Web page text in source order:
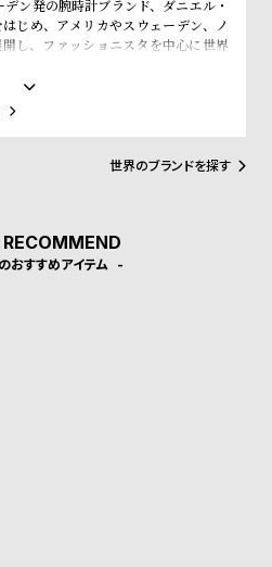
ン発の腕時計ブランド、ダニエル・
じめ、アメリカやスウェーデン、ノ
し、ファッショニスタを中心に世界
る豊富なカラーのレザーやNATO タ
イルを築き、ファッションウォッチ
ウェーデンにおけるシンプルでタイ
の伝統的で紳士的なスタイルの融合
リズムが時代を超えて愛されるデザイ
世界のブランドを探す
おすすめアイテム